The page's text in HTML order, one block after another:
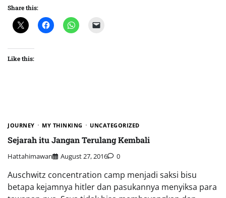
Share this:
Like this:
JOURNEY MY THINKING UNCATEGORIZED
Sejarah itu Jangan Terulang Kembali
Hattahimawan August 27, 2016 0
Auschwitz concentration camp menjadi saksi bisu
betapa kejamnya hitler dan pasukannya menyiksa para